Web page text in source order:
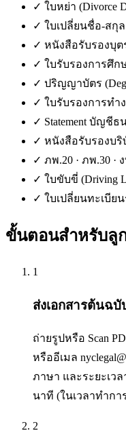
✓ ใบหย่า (Divorce
✓ ใบเปลี่ยนชื่อ-สกุล
✓ หนังสือรับรองบุตร
✓ ใบรับรองการศึกษ
✓ ปริญญาบัตร
✓ ใบรับรองการทำง
✓ Statement บัญชีธ
✓ หนังสือรับรองบริ
✓ ภพ.20 · ภพ.30 ·
✓ ใบขับขี่ (Driving
✓ ใบเปลี่ยนทะเบีย
ขั้นตอนสำหรับลู
1
ส่งเอกสารต้นฉ
ถ่ายรูปหรือ Scan
หรืออีเมล
ภาษา และระยะเว
นาที (ในเวลาทำกา
2